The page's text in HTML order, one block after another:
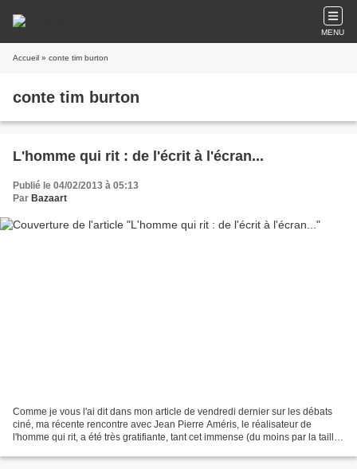
MENU
Accueil » conte tim burton
conte tim burton
L'homme qui rit : de l'écrit à l'écran...
Publié le 04/02/2013 à 05:13
Par Bazaart
Comme je vous l'ai dit dans mon article de vendredi dernier sur les débats
ciné, ma récente rencontre avec Jean Pierre Améris, le réalisateur de
l'homme qui rit, a été très gratifiante, tant cet immense (du moins par la taille)